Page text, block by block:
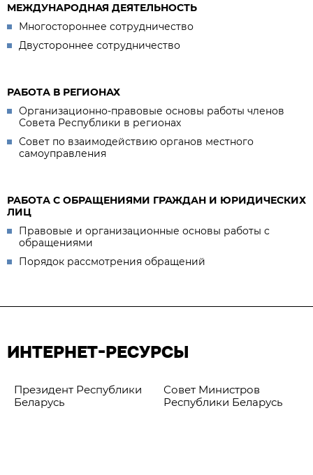
МЕЖДУНАРОДНАЯ ДЕЯТЕЛЬНОСТЬ
Многостороннее сотрудничество
Двустороннее сотрудничество
РАБОТА В РЕГИОНАХ
Организационно-правовые основы работы членов
Совета Республики в регионах
Совет по взаимодействию органов местного
самоуправления
РАБОТА С ОБРАЩЕНИЯМИ ГРАЖДАН И ЮРИДИЧЕСКИХ
ЛИЦ
Правовые и организационные основы работы с
обращениями
Порядок рассмотрения обращений
ИНТЕРНЕТ-РЕСУРСЫ
Президент Республики
Беларусь
Совет Министров
Республики Беларусь